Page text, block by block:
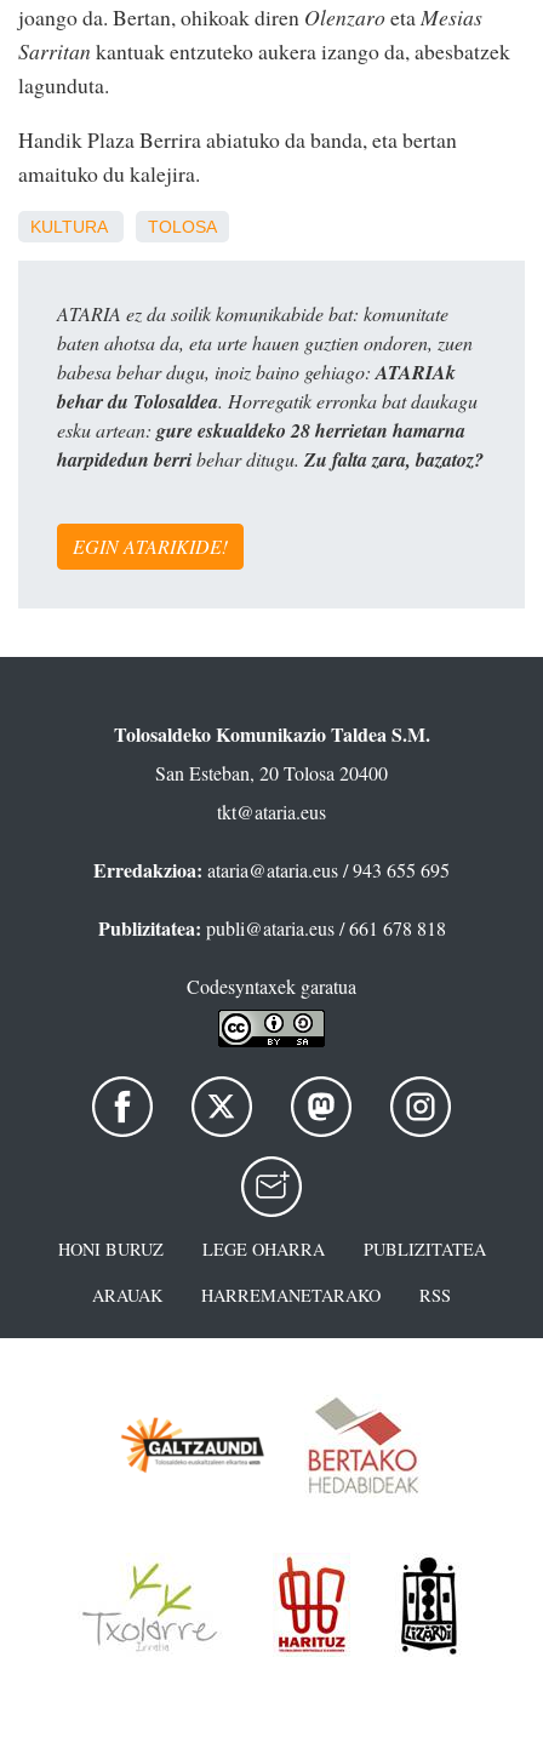
joango da. Bertan, ohikoak diren Olenzaroeta Mesias
Sarritan kantuak entzuteko aukera izango da, abesbatzek
lagunduta.
Handik Plaza Berrira abiatuko da banda, eta bertan
amaituko du kalejira.
KULTURA TOLOSA
ATARIA ez da soilik komunikabide bat: komunitate
baten ahotsa da, eta urte hauen guztien ondoren, zuen
babesa behar dugu, inoiz baino gehiago: ATARIAk
behar du Tolosaldea. Horregatik erronka bat daukagu
esku artean: gure eskualdeko 28 herrietan hamarna
harpidedun berribehar ditugu. Zu falta zara, bazatoz?
EGIN ATARIKIDE!
Tolosaldeko Komunikazio Taldea S.M.
San Esteban, 20 Tolosa 20400
tkt@ataria.eus
Erredakzioa: ataria@ataria.eus/ 943 655 695
Publizitatea: publi@ataria.eus/ 661 678 818
Codesyntaxek garatua
HONI BURUZ LEGE OHARRA
PUBLIZITATEA
ARAUAK
HARREMANETARAKO RSS